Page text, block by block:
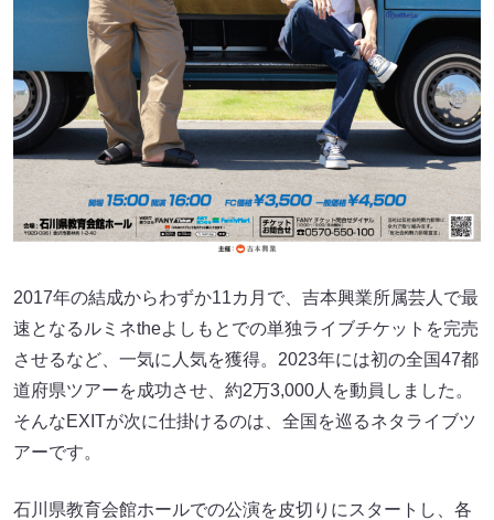
2017年の結成からわずか11カ月で、吉本興業所属芸人で最
速となるルミネtheよしもとでの単独ライブチケットを完売
させるなど、一気に人気を獲得。2023年には初の全国47都
道府県ツアーを成功させ、約2万3,000人を動員しました。
そんなEXITが次に仕掛けるのは、全国を巡るネタライブツ
アーです。
石川県教育会館ホールでの公演を皮切りにスタートし、各